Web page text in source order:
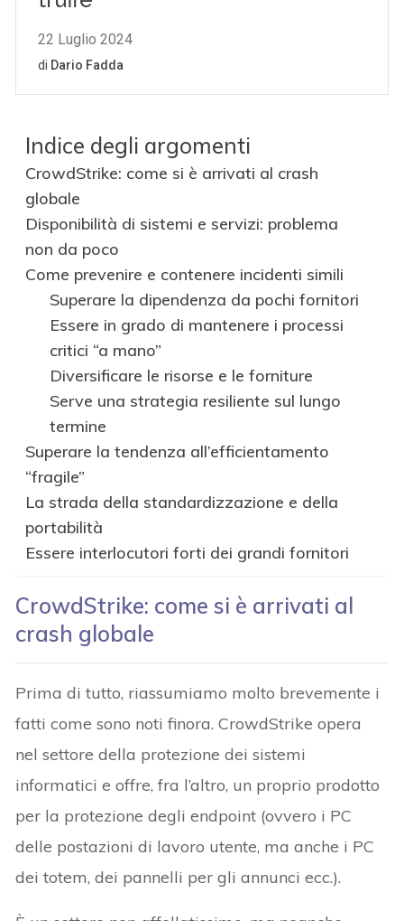
Indice degli argomenti
CrowdStrike: come si è arrivati al crash
globale
Disponibilità di sistemi e servizi: problema
non da poco
Come prevenire e contenere incidenti simili
Superare la dipendenza da pochi fornitori
Essere in grado di mantenere i processi
critici “a mano”
Diversificare le risorse e le forniture
Serve una strategia resiliente sul lungo
termine
Superare la tendenza all’efficientamento
“fragile”
La strada della standardizzazione e della
portabilità
Essere interlocutori forti dei grandi fornitori
CrowdStrike: come si è arrivati al
crash globale
Prima di tutto, riassumiamo molto brevemente i
fatti come sono noti finora. CrowdStrike opera
nel settore della protezione dei sistemi
informatici e offre, fra l’altro, un proprio prodotto
per la protezione degli endpoint (ovvero i PC
delle postazioni di lavoro utente, ma anche i PC
dei totem, dei pannelli per gli annunci ecc.).